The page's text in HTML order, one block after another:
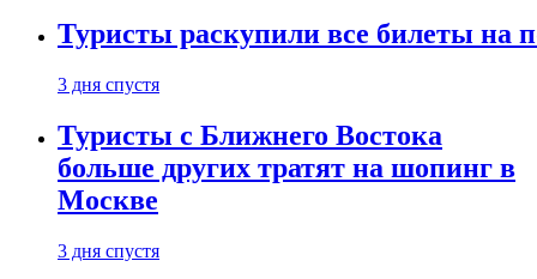
Туристы раскупили все билеты на
3 дня спустя
Туристы с Ближнего Востока
больше других тратят на шопинг в
Москве
3 дня спустя